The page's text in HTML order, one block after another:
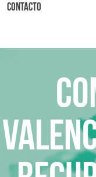
Contacto